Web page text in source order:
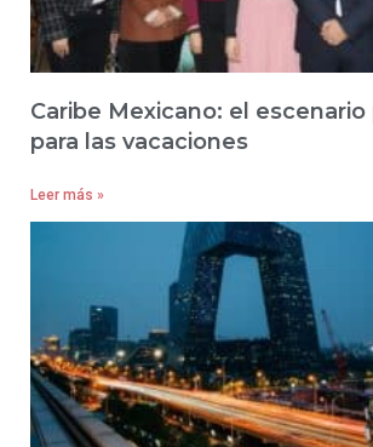
Caribe Mexicano: el
para las vacaciones
Leer más »